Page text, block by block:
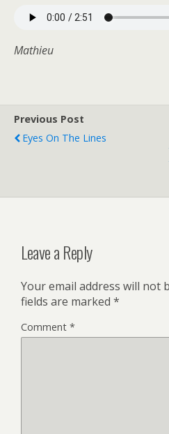
Mathieu
Previous Post
Eyes On The Lines
Leave a Reply
Your email address will not
fields are marked *
Comment *